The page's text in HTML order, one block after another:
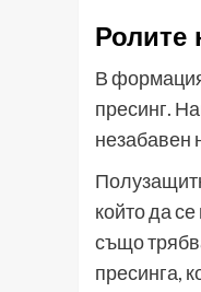
Ролите
В
пресинг.
незабавен
който да
също
пресинга,